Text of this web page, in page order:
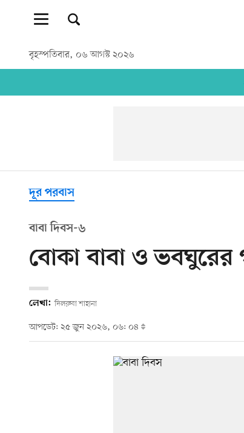
বৃহস্পতিবার, ০৬ আগস্ট ২০২৬
দূর পরবাস
বাবা দিবস-৬
বোকা বাবা ও ভবঘুরের
লেখা: দিলরুবা শাহানা
আপডেট: ২৫ জুন ২০২৬, ০৬: ০৪